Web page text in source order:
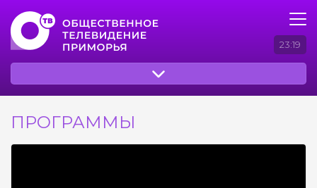
23:19
ПРОГРАММЫ